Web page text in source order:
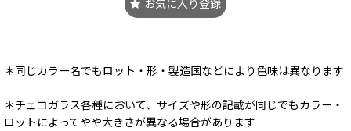
お気に入り登録
＊同じカラー名でもロット・形・製造国などにより色味は異なります
＊チェコガラス各種において、サイズや形の記載が同じでもカラー・
ロットによってやや大きさが異なる場合があります